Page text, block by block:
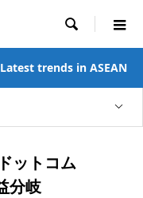

Latest trends in ASEAN
ットコム
分岐